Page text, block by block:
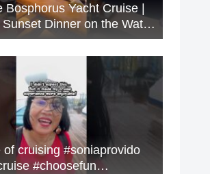
Yacht Cruise |
Dinner on the Water
of cruising #soniaprovido
#choosefun